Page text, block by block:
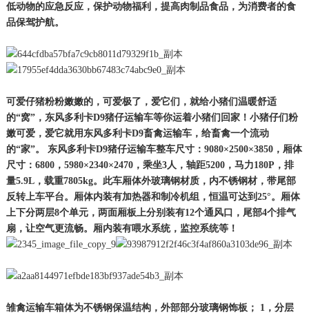
低动物的应急反应，保护动物福利，提高肉制品食品，为消费者的食
品保驾护航。
可爱仔猪粉粉嫩嫩的，可爱极了，爱它们，就给小猪们温暖舒适
的“窝”，东风多利卡D9猪仔运输车等你运着小猪们回家！小猪仔们粉
嫩可爱，爱它就用东风多利卡D9畜禽运输车，给畜禽一个流动
的“家”。
东风多利卡D9猪仔运输车整车尺寸：9080×2500×3850，厢体
尺寸：6800，5980×2340×2470，乘坐3人，轴距5200，马力180P，排
量5.9L，载重7805kg。此车厢体外玻璃钢材质，内不锈钢材，带尾部
反转上车平台。厢体内装有加热器和制冷机组，恒温可达到25°。厢体
上下分两层8个单元，两面厢板上分别装有12个通风口，尾部4个排气
扇，让空气更流畅。厢内装有喂水系统，监控系统等！
雏禽运输车箱体为不锈钢保温结构，外部部分玻璃钢饰板；
1，分层